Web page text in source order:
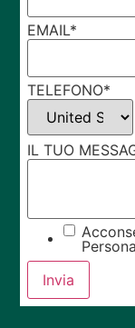
EMAIL*
TELEFONO*
IL TUO